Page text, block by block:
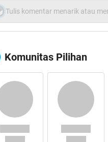
`Berkah Alam
Tulis komentar menarik atau
Komunitas Pilihan